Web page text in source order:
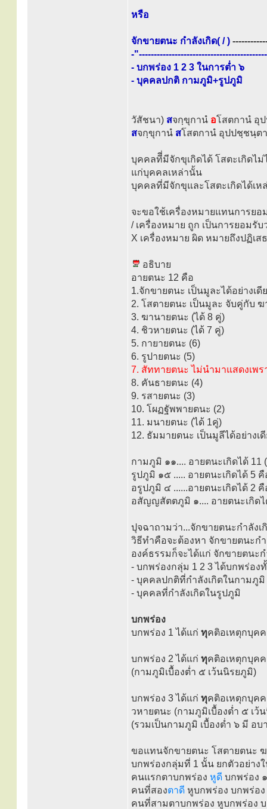
หรือ
จักขายตนะ กำลังเกิด( / )
-
- บกพร่อง 1 2 3 ในการต่ำ ๖
- บุคคลปกติ กามภูมิ+รูปภูมิ
วัสัชนา) สจกฺขุกานํ อโสตกานํ อุ
สจกฺขุกานํ สโสตกานํ อุปปชฺชนฺต
บุคคลทีี่มีจักขุเกิดได้ โสตะเกิดไม่
แก่บุคคลเหล่านั้น
บุคคลที่มีจักขุและโสตะเกิดได้เห
จะขอใช้เครื่องหมายแทนการย
/ เครื่องหมาย ถูก เป็นการยอมรั
X เครื่องหมาย ผิด หมายถึงปฏิเ
อธิบาย
อายตนะ 12 คือ
1.จักขายตนะ เป็นมูละได้อย่างเ
2. โสตายตนะ เป็นมูละ จับคู่กับ
3. ฆานายตนะ (ได้ 8 คู่)
4. ชิวหายตนะ (ได้ 7 คู่)
5. กายายตนะ (6)
6. รูปายตนะ (5)
7. สัททายตนะ ไม่นำมาแสดงเพ
8. คันธายตนะ (4)
9. รสายตนะ (3)
10. โผฏฐัพพายตนะ (2)
11. มนายตนะ (ได้ 1คู่)
12. ธัมมายตนะ เป็นมูลีได้อย่างเ
กามภูมิ ๑๑.... อายตนะเกิดได้ 11
รูปภูมิ ๑๕ ..... อายตนะเกิดได้ 5
อรูปภูมิ ๔ ......อายตนะเกิดได้ 2
อสัญญสัตตภูมิ ๑.... อายตนะเกิด
ปุจฉาถามว่า...จักขายตนะกำลัง
วิธีทำคือจะต้องหา จักขายตนะก
องค์ธรรมก็จะได้แก่ จักขายตนะ
- บกพร่องกลุ่ม 1 2 3 ได้บกพร่อง
- บุคคลปกติที่กำลังเกิดในกามภูมิ
- บุคคลที่กำลังเกิดในรูปภูมิ
บกพร่อง
บกพร่อง 1 ได้แก่ ทุคติอเหตุกบุค
บกพร่อง 2 ได้แก่ ทุคติอเหตุกบุค
(กามภูมิเบื้องต่ำ ๕ เว้นนิรยภูมิ)
บกพร่อง 3 ได้แก่ ทุคติอเหตุกบุค
วหายตนะ (กามภูมิเบื้องต่ำ ๕ เว้
(รวมเป็นกามภูมิ เบื้องต่ำ ๖ มี อ
ขอแทนจักขายตนะ โสตายตนะ
บกพร่องกลุ่มที่ 1 นั้น ยกตัวอย่าง
คนแรกตาบกพร่อง หูดี บกพร่อง
คนที่สองตาดี หูบกพร่อง บกพร่อง
คนที่สามตาบกพร่อง หูบกพร่อง